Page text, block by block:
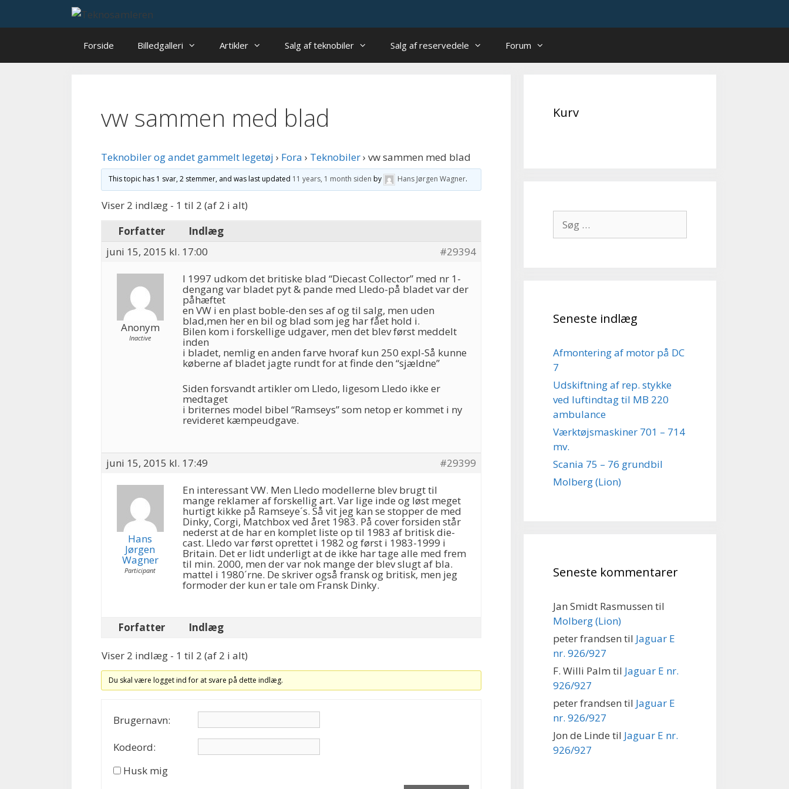
Forside Billedgalleri Artikler Salg af teknobiler Salg af reservedele Forum
vw sammen med blad
Teknobiler og andet gammelt legetøj › Fora › Teknobiler› vw sammen med blad
This topic has 1 svar, 2 stemmer, and was last updated 11 years, 1 month siden by Hans Jørgen Wagner.
Viser 2 indlæg - 1 til 2 (af 2 i alt)
Forfatter
Indlæg
juni 15, 2015 kl. 17:00
#29394
Anonym
Inactive
I 1997 udkom det britiske blad “Diecast Collector” med nr 1-
dengang var bladet pyt & pande med Lledo-på bladet var der
påhæftet
en VW i en plast boble-den ses af og til salg, men uden
blad,men her en bil og blad som jeg har fået hold i.
Bilen kom i forskellige udgaver, men det blev først meddelt
inden
i bladet, nemlig en anden farve hvoraf kun 250 expl-Så kunne
køberne af bladet jagte rundt for at finde den “sjældne”
Siden forsvandt artikler om Lledo, ligesom Lledo ikke er
medtaget
i briternes model bibel “Ramseys” som netop er kommet i ny
revideret kæmpeudgave.
juni 15, 2015 kl. 17:49 #29399
Hans
Jørgen
Wagner
Participant
En interessant VW. Men Lledo modellerne blev brugt til
mange reklamer af forskellig art. Var lige inde og løst meget
hurtigt kikke på Ramseye´s. Så vit jeg kan se stopper de med
Dinky, Corgi, Matchbox ved året 1983. På cover forsiden står
nederst at de har en komplet liste op til 1983 af britisk die-
cast. Lledo var først oprettet i 1982 og først i 1983-1999 i
Britain. Det er lidt underligt at de ikke har tage alle med frem
til min. 2000, men der var nok mange der blev slugt af bla.
mattel i 1980´rne. De skriver også fransk og britisk, men jeg
formoder der kun er tale om Fransk Dinky.
Forfatter Indlæg
Viser 2 indlæg - 1 til 2 (af 2 i alt)
Du skal være logget ind for at svare på dette indlæg.
Brugernavn:
Kodeord:
Husk mig
Kurv
efter:
Seneste indlæg
Afmontering af motor på DC
7
Udskiftning af rep. stykke
ved luftindtag til MB 220
ambulance
Værktøjsmaskiner 701 – 714
mv.
Scania 75 – 76 grundbil
Molberg (Lion)
Seneste kommentarer
Jan Smidt Rasmussen til
Molberg (Lion)
peter frandsen til Jaguar E
nr. 926/927
F. Willi Palm til Jaguar E nr.
926/927
peter frandsen til Jaguar E
nr. 926/927
Jon de Linde til Jaguar E nr.
926/927